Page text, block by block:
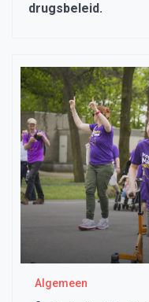
drugsbeleid.
Algemeen